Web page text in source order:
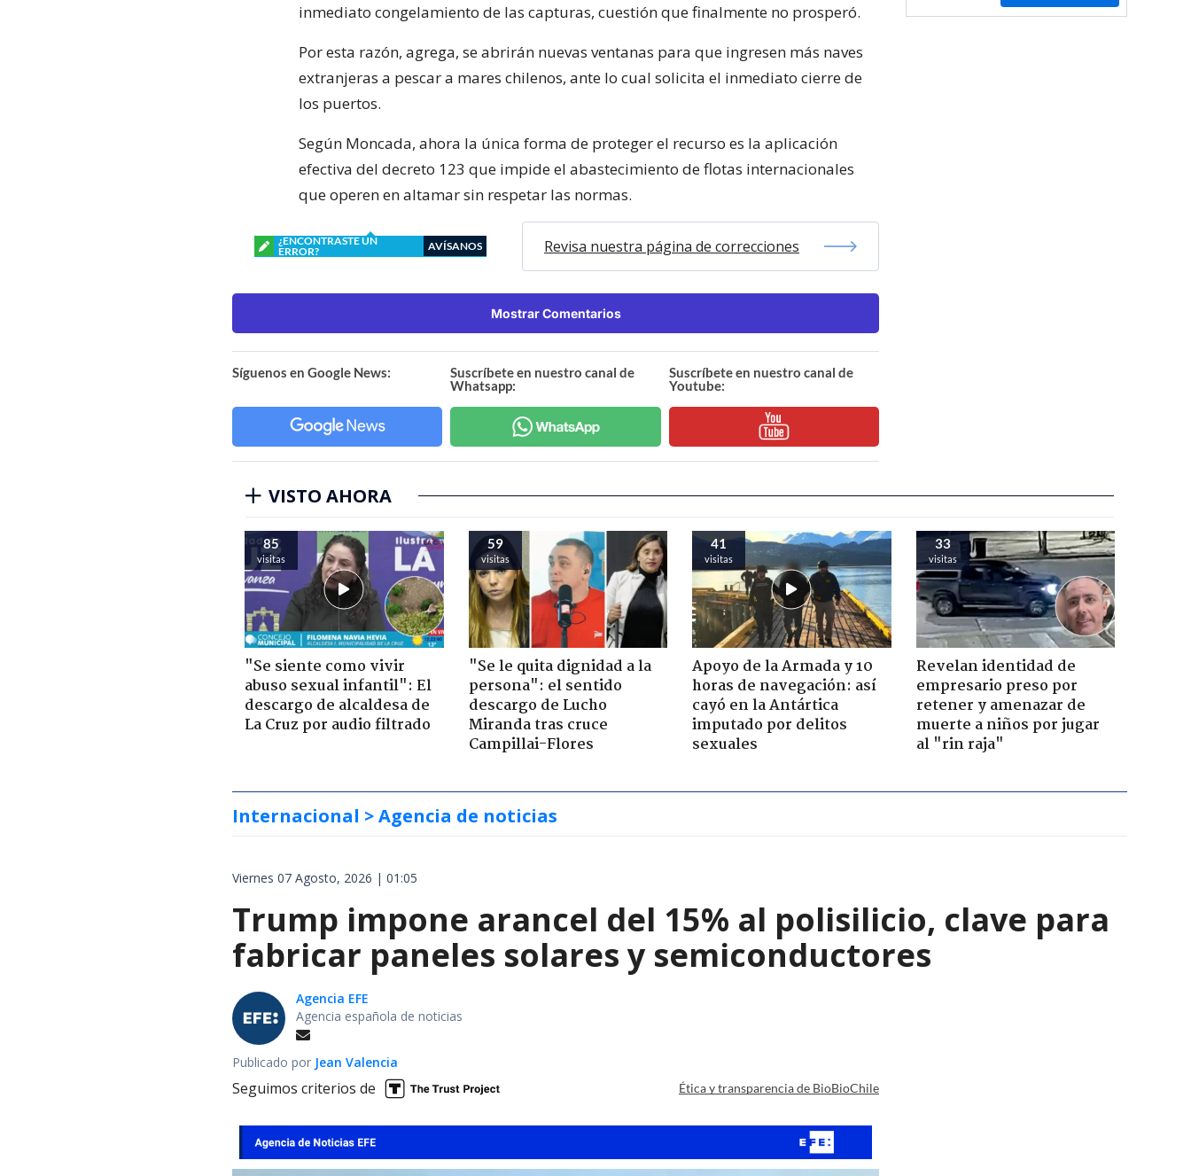
inmediato congelamiento de las capturas, cuestión que finalmente no prosperó.
Por esta razón, agrega, se abrirán nuevas ventanas para que ingresen más naves
extranjeras a pescar a mares chilenos, ante lo cual solicita el inmediato cierre de
los puertos.
Según Moncada, ahora la única forma de proteger el recurso es la aplicación
efectiva del decreto 123 que impide el abastecimiento de flotas internacionales
que operen en altamar sin respetar las normas.
¿ENCONTRASTE UN
ERROR?
AVÍSANOS Revisa nuestra página de correcciones
Mostrar Comentarios
Síguenos en Google News:
Suscríbete en nuestro canal de
Whatsapp:
Suscríbete en nuestro canal de
Youtube:
VISTO AHORA
85
visitas
"Se siente como vivir
abuso sexual infantil": El
descargo de alcaldesa de
La Cruz por audio filtrado
59
visitas
"Se le quita dignidad a la
persona": el sentido
descargo de Lucho
Miranda tras cruce
Campillai-Flores
41
visitas
Apoyo de la Armada y 10
horas de navegación: así
cayó en la Antártica
imputado por delitos
sexuales
33
visitas
Revelan identidad de
empresario preso por
retener y amenazar de
muerte a niños por jugar
al "rin raja"
Internacional > Agencia de noticias
Viernes 07 Agosto, 2026 | 01:05
Trump impone arancel del 15% al polisilicio, clave para
fabricar paneles solares y semiconductores
Agencia EFE
Agencia española de noticias
Publicado por Jean Valencia
Seguimos criterios de Ética y transparencia de BioBioChile